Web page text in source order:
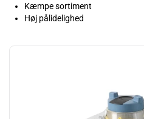
Kæmpe sortiment
Høj pålidelighed
Læs mere